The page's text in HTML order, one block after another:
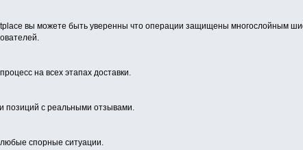
вы можете быть уверенны что операции защищены многослойным
на всех этапах доставки.
позиций с реальными отзывами.
спорные ситуации.